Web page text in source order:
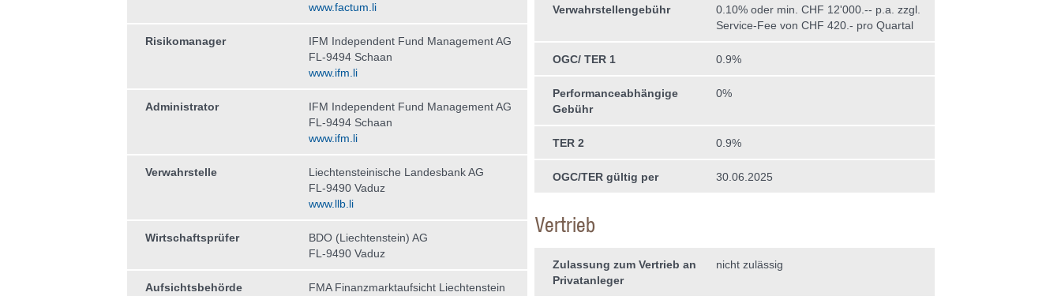
www.factum.li
Risikomanager
IFM Independent Fund Management AG
FL-9494 Schaan
www.ifm.li
Administrator
IFM Independent Fund Management AG
FL-9494 Schaan
www.ifm.li
Verwahrstelle
Liechtensteinische Landesbank AG
FL-9490 Vaduz
www.llb.li
Wirtschaftsprüfer
BDO (Liechtenstein) AG
FL-9490 Vaduz
Aufsichtsbehörde
FMA Finanzmarktaufsicht Liechtenstein
Verwahrstellengebühr
0.10% oder min. CHF 12'000.-- p.a. zzgl.
Service-Fee von CHF 420.- pro Quartal
OGC/ TER 1 0.9%
Performanceabhängige
Gebühr
0%
TER 2 0.9%
OGC/TER gültig per 30.06.2025
Vertrieb
Zulassung zum Vertrieb an
Privatanleger
nicht zulässig